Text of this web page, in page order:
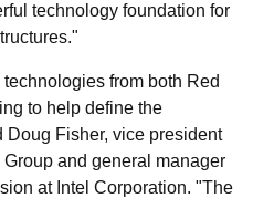
technology foundation for
from both Red
to help define the
Doug Fisher, vice president
and general manager
at Intel Corporation. "The